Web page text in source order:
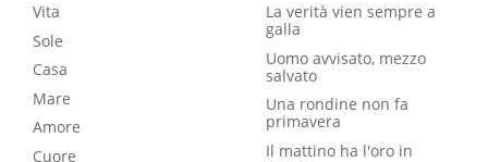
Vita
Sole
Casa
Mare
Amore
Cuore
La verità vien sempre a
galla
Uomo avvisato, mezzo
salvato
Una rondine non fa
primavera
Il mattino ha l'oro in